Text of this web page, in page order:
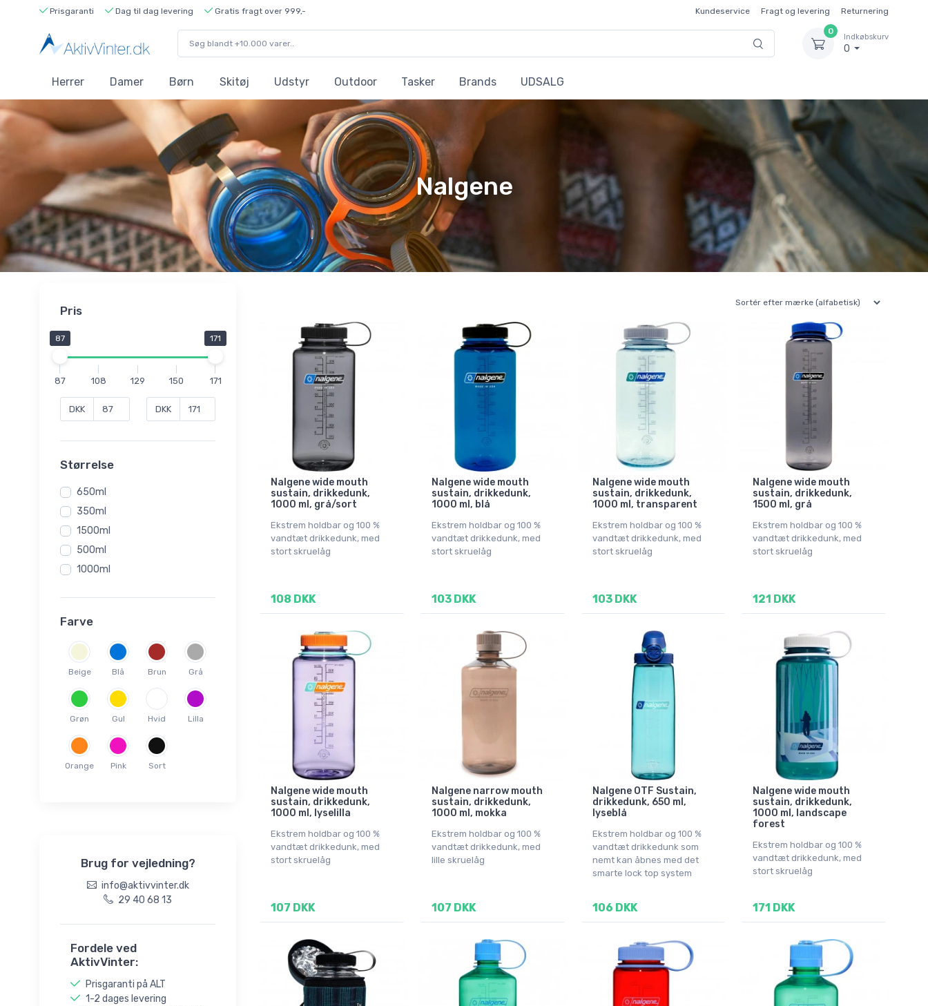
Prisgaranti Dag til dag levering Gratis fragt over 999,- Kundeservice Fragt og levering Returnering
0
Indkøbskurv
0
Herrer Damer Børn Skitøj Udstyr Outdoor Tasker Brands UDSALG
Nalgene
Pris
87 171
87 108 129 150 171
DKK DKK
Størrelse
650ml
350ml
1500ml
500ml
1000ml
Farve
Beige Blå Brun Grå
Grøn Gul Hvid Lilla
Orange Pink Sort
Brug for vejledning?
info@aktivvinter.dk
29 40 68 13
Fordele ved
AktivVinter:
Prisgaranti på ALT
1-2 dages levering
Nalgene wide mouth
sustain, drikkedunk,
1000 ml, grå/sort
Ekstrem holdbar og 100 %
vandtæt drikkedunk, med
stort skruelåg
108 DKK
Nalgene wide mouth
sustain, drikkedunk,
1000 ml, blå
Ekstrem holdbar og 100 %
vandtæt drikkedunk, med
stort skruelåg
103 DKK
Nalgene wide mouth
sustain, drikkedunk,
1000 ml, transparent
Ekstrem holdbar og 100 %
vandtæt drikkedunk, med
stort skruelåg
103 DKK
Nalgene wide mouth
sustain, drikkedunk,
1500 ml, grå
Ekstrem holdbar og 100 %
vandtæt drikkedunk, med
stort skruelåg
121 DKK
Nalgene wide mouth
sustain, drikkedunk,
1000 ml, lyselilla
Ekstrem holdbar og 100 %
vandtæt drikkedunk, med
stort skruelåg
107 DKK
Nalgene narrow mouth
sustain, drikkedunk,
1000 ml, mokka
Ekstrem holdbar og 100 %
vandtæt drikkedunk, med
lille skruelåg
107 DKK
Nalgene OTF Sustain,
drikkedunk, 650 ml,
lyseblå
Ekstrem holdbar og 100 %
vandtæt drikkedunk som
nemt kan åbnes med det
smarte lock top system
106 DKK
Nalgene wide mouth
sustain, drikkedunk,
1000 ml, landscape
forest
Ekstrem holdbar og 100 %
vandtæt drikkedunk, med
stort skruelåg
171 DKK